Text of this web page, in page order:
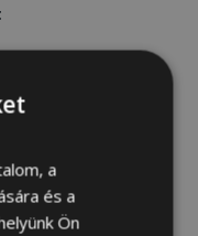
a
a
és a
Ön